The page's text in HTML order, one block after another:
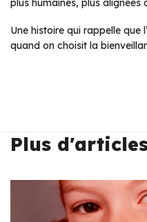
plus humaines, plus alignées
Une histoire qui rappelle que
quand on choisit la
Plus